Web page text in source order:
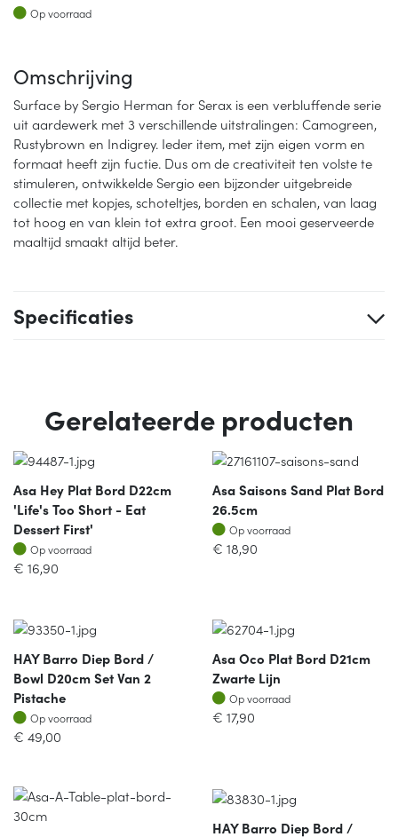
Op voorraad
Op voorraad
Omschrijving
Surface by Sergio Herman for Serax is een verbluffende serie
uit aardewerk met 3 verschillende uitstralingen: Camogreen,
Rustybrown en Indigrey. Ieder item, met zijn eigen vorm en
formaat heeft zijn fuctie. Dus om de creativiteit ten volste te
stimuleren, ontwikkelde Sergio een bijzonder uitgebreide
collectie met kopjes, schoteltjes, borden en schalen, van laag
tot hoog en van klein tot extra groot. Een mooi geserveerde
maaltijd smaakt altijd beter.
Specificaties
Gerelateerde producten
Asa Hey Plat Bord D22cm
'life's Too Short - Eat
Dessert First'
Op voorraad
Op voorraad
€ 16,90
Asa Saisons Sand Plat Bord
26.5cm
Op voorraad
Op voorraad
€ 18,90
HAY Barro Diep Bord /
Bowl D20cm Set Van 2
Pistache
Op voorraad
Op voorraad
€ 49,00
Asa Oco Plat Bord D21cm
Zwarte Lijn
Op voorraad
Op voorraad
€ 17,90
HAY Barro Diep Bord /